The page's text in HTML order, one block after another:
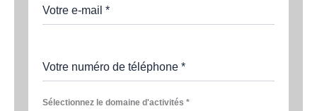
Votre e-mail *
Votre numéro de téléphone *
Sélectionnez le domaine d'activités *